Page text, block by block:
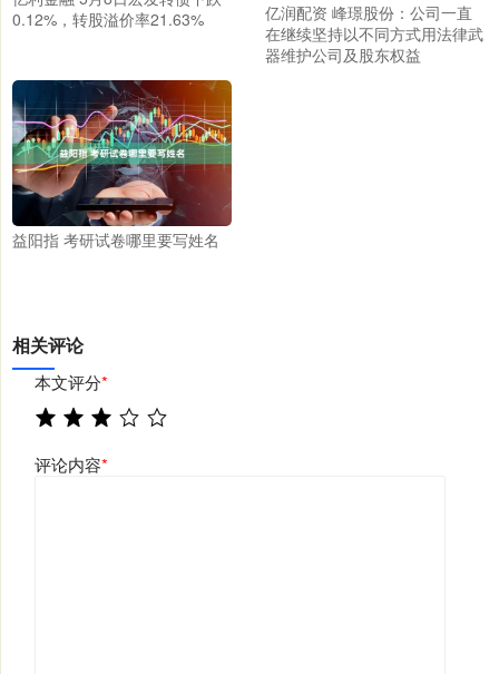
0.12%，转股溢价率21.63%
亿润配资 峰璟股份：公司一直
在继续坚持以不同方式用法律武
器维护公司及股东权益
益阳指 考研试卷哪里要写姓名
相关评论
本文评分*
评论内容*